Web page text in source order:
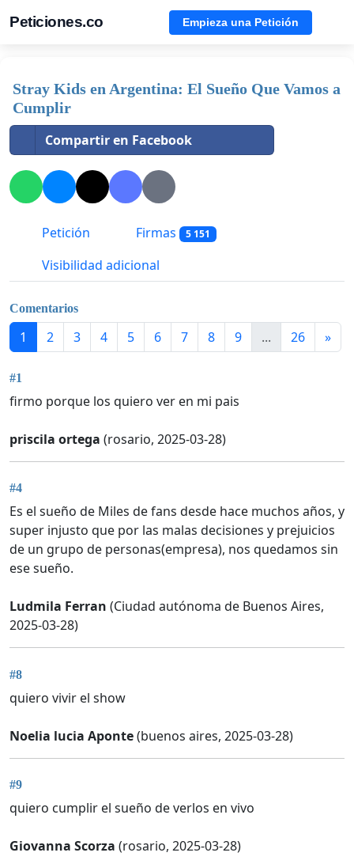
Peticiones.co Empieza una Petición
Stray Kids en Argentina: El Sueño Que Vamos a
Cumplir
Compartir en Facebook
Petición Firmas 5 151
Visibilidad adicional
Comentarios
1 2 3 4 5 6 7 8 9 ... 26 »
#1
firmo porque los quiero ver en mi pais
priscila ortega (rosario, 2025-03-28)
#4
Es el sueño de Miles de fans desde hace muchos años, y
super injusto que por las malas decisiones y prejuicios
de un grupo de personas(empresa), nos quedamos sin
ese sueño.
Ludmila Ferran (Ciudad autónoma de Buenos Aires,
2025-03-28)
#8
quiero vivir el show
Noelia lucia Aponte(buenos aires, 2025-03-28)
#9
quiero cumplir el sueño de verlos en vivo
Giovanna Scorza (rosario, 2025-03-28)